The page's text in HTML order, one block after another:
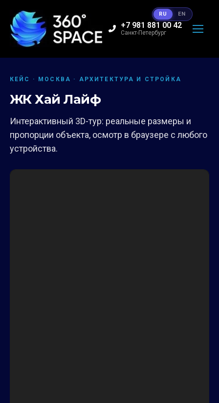
+7 981 881 00 42
Санкт-Петербург
КЕЙС · МОСКВА · АРХИТЕКТУРА И СТРОЙКА
ЖК Хай Лайф
Интерактивный 3D-тур: реальные размеры и
пропорции объекта, осмотр в браузере с любого
устройства.
RU EN